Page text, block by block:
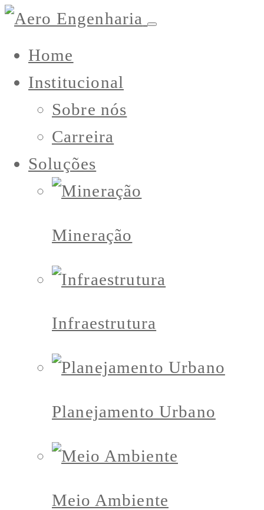
Home
Institucional
Sobre nós
Carreira
Soluções
Mineração
Infraestrutura
Planejamento Urbano
Meio Ambiente